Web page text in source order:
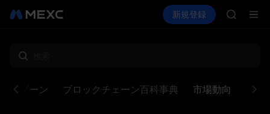
現物 先物取引 SPCX
新規登録
SPCX
SPCX
ンゾーン ブロックチェーン百科事典 市場動向 MX